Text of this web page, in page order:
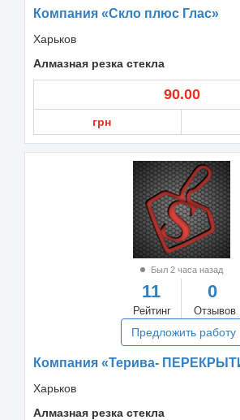
Компания «Скло плюс Глас»
Харьков
Алмазная резка стекла
90.00
грн
Был 2 часа назад
11
Рейтинг
0
Отзывов
Предложить работу
Компания «Терива-
Харьков
Алмазная резка стекла